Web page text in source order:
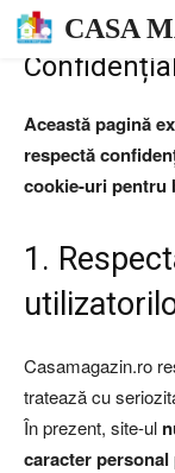
CASA
Această pagină
respectă
cookie-uri pentru
1.
Casamagazin.ro
tratează cu
În prezent, site-ul
caracter personal